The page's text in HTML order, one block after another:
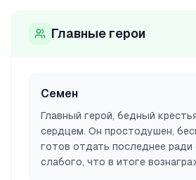
Главные герои
Семен
Главный герой, бедный
сердцем. Он простодушен,
готов отдать последнее ради
слабого, что в итоге